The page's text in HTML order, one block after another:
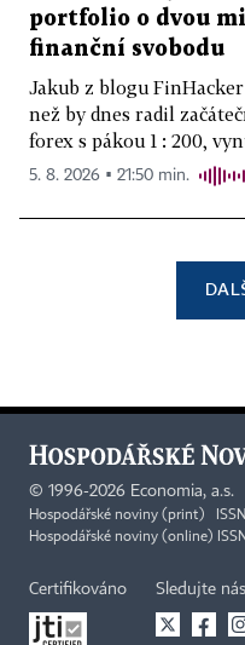
portfolio o dvou
finanční svobodu
Jakub z blogu
než by dnes radil
forex s pákou 1 : 200,
5. 8. 2026 ▪ 21:50 min.
© 1996-2026 Economia, a.s.
Hospodářské noviny (print)
Hospodářské noviny (online)
Certifikováno Sledujte nás